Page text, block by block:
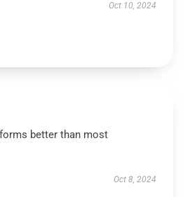
Oct 10, 2024
better than most
Oct 8, 2024